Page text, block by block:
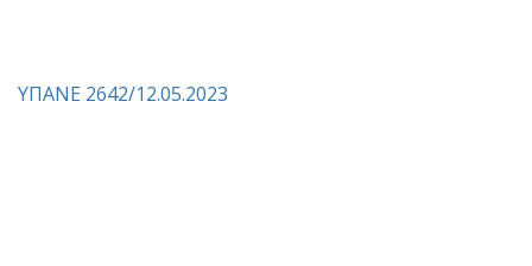
ΥΠΑΝΕ 2642/12.05.2023